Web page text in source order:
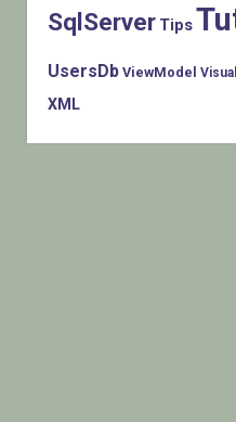
SqlServer Tips
UsersDb ViewModel
XML